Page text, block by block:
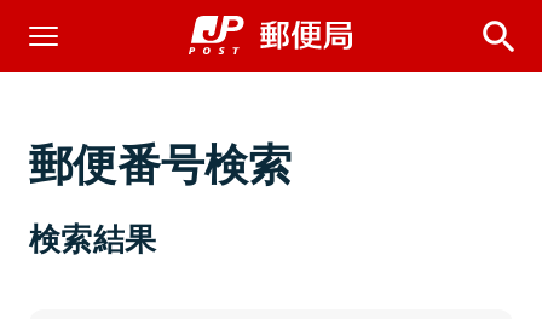
郵便番号検索
検索結果